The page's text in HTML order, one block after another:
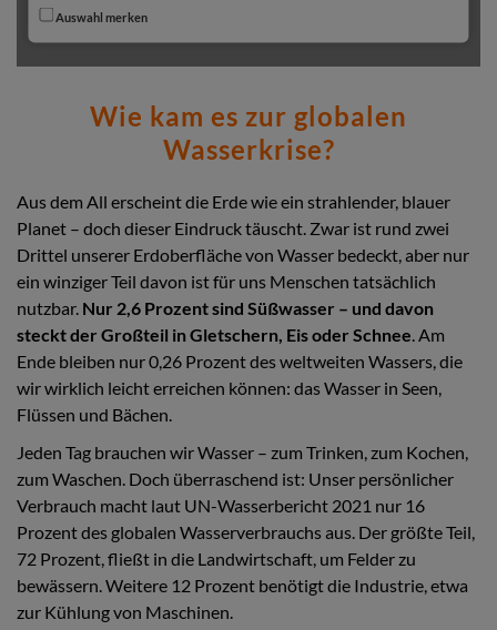
Auswahl merken
Wie kam es zur globalen
Wasserkrise?
Aus dem All erscheint die Erde wie ein strahlender, blauer
Planet – doch dieser Eindruck täuscht. Zwar ist rund zwei
Drittel unserer Erdoberfläche von Wasser bedeckt, aber nur
ein winziger Teil davon ist für uns Menschen tatsächlich
nutzbar. Nur 2,6 Prozent sind Süßwasser – und davon
steckt der Großteil in Gletschern, Eis oder Schnee. Am
Ende bleiben nur 0,26 Prozent des weltweiten Wassers, die
wir wirklich leicht erreichen können: das Wasser in Seen,
Flüssen und Bächen.
Jeden Tag brauchen wir Wasser – zum Trinken, zum Kochen,
zum Waschen. Doch überraschend ist: Unser persönlicher
Verbrauch macht laut UN-Wasserbericht 2021 nur 16
Prozent des globalen Wasserverbrauchs aus. Der größte Teil,
72 Prozent, fließt in die Landwirtschaft, um Felder zu
bewässern. Weitere 12 Prozent benötigt die Industrie, etwa
zur Kühlung von Maschinen.